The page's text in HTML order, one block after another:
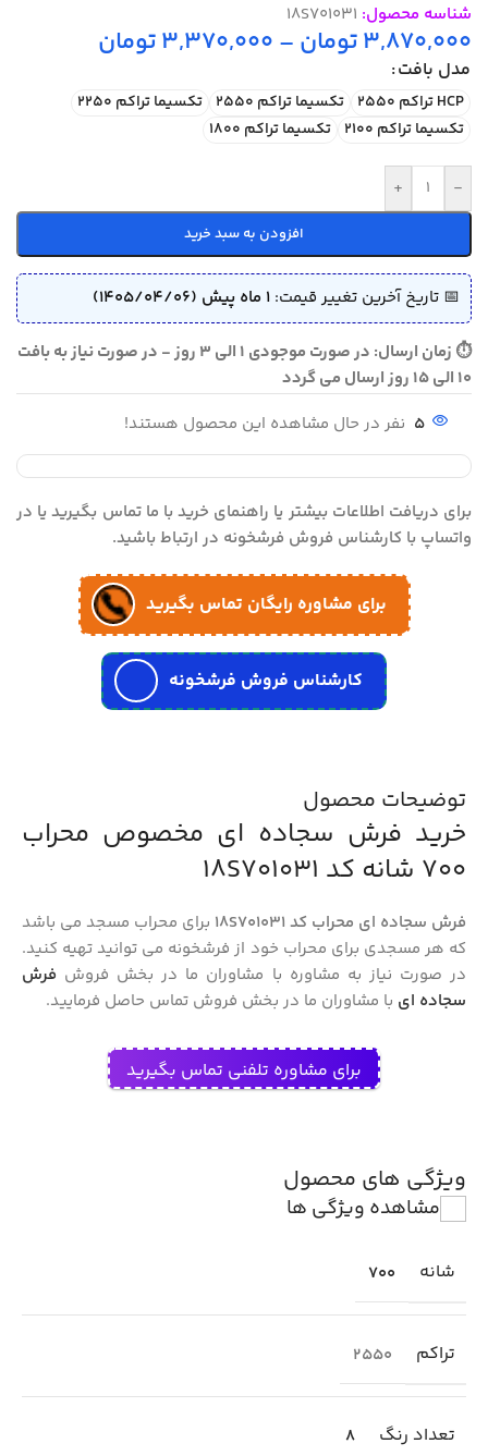
شناسه محصول: 18S701031
3,870,000تومان –
3,370,000تومان
مدل بافت
HCP تراکم 2550 تکسیما تراکم 2550
تکسیما تراکم 2250
تکسیما تراکم 2100
تکسیما تراکم 1800
-
+
افزودن به سبد خرید
📅 تاریخ آخرین تغییر قیمت: 1 ماه پیش (1405/04/06)
⏱ زمان ارسال: در صورت موجودی 1 الی 3 روز - در صورت نیاز به بافت
10 الی 15 روز ارسال می گردد
5 نفر در حال مشاهده این محصول هستند!
برای دریافت اطلاعات بیشتر یا راهنمای خرید با ما تماس بگیرید یا در
واتساپ با کارشناس فروش فرشخونه در ارتباط باشید.
برای مشاوره رایگان تماس بگیرید
کارشناس فروش فرشخونه
توضیحات محصول
خرید فرش سجاده ای مخصوص محراب
700 شانه کد 18S701031
فرش سجاده ای محراب کد 18S701031
برای محراب مسجد می باشد
که هر مسجدی برای محراب خود از فرشخونه می توانید تهیه کنید.
در صورت نیاز به مشاوره با مشاوران ما در بخش فروش فرش
سجاده ای با مشاوران ما در بخش فروش تماس حاصل فرمایید.
برای مشاوره تلفنی تماس بگیرید
ویژگی های محصول
مشاهده ویژگی ها
شانه 700
تراکم 2550
تعداد رنگ 8